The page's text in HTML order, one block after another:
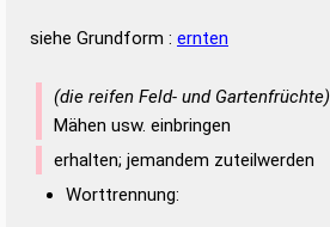
siehe Grundform : ernten
(die reifen Feld- und Gartenfrüchte)
Mähen usw. einbringen
erhalten; jemandem zuteilwerden
Worttrennung: